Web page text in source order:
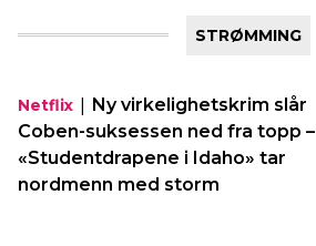
STRØMMING
Netflix | Ny virkelighetskrim slår
Coben-suksessen ned fra topp –
«Studentdrapene i Idaho» tar
nordmenn med storm